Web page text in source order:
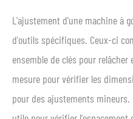
L'ajustement d'une machine à
d'outils spécifiques. Ceux-ci
ensemble de clés pour
mesure pour vérifier les
pour des ajustements